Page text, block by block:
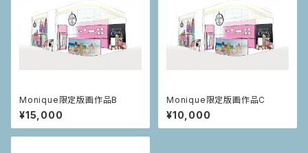
Monique限定版画作品B
¥15,000
Monique限定版画作品C
¥10,000